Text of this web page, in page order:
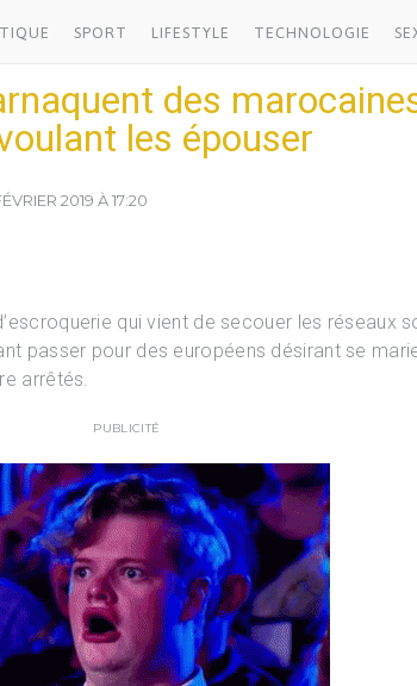
SPORT LIFESTYLE TECHNOLOGIE
des
les épouser
2019 À 17:20
qui vient de secouer les réseaux
passer pour des européens désirant se
arrêtés.
PUBLICITÉ